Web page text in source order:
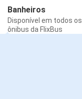
Banheiros
Disponível em todos os
ônibus da FlixBus